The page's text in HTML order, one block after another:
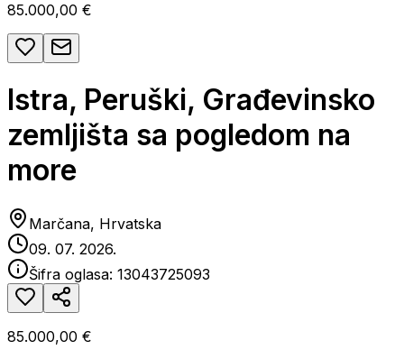
85.000,00 €
Istra, Peruški, Građevinsko
zemljišta sa pogledom na
more
Marčana, Hrvatska
09. 07. 2026.
Šifra oglasa: 13043725093
85.000,00 €